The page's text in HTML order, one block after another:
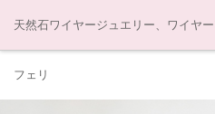
天然石ワイヤージュエリー、ワイヤ
フェリ